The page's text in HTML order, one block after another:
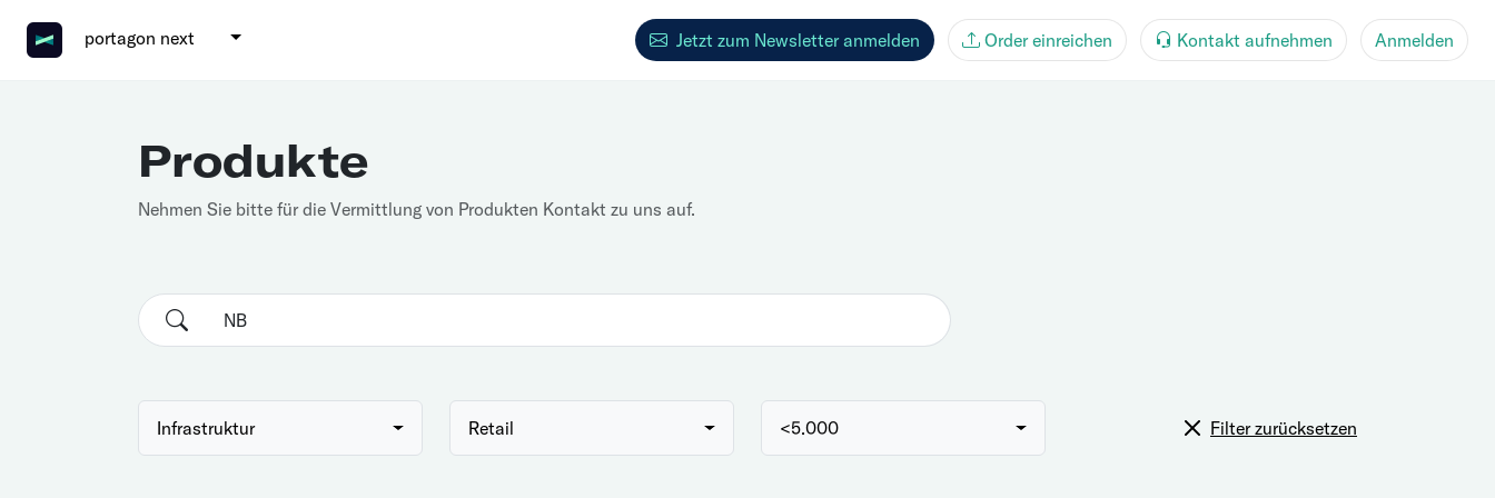
portagon next Jetzt zum Newsletter anmelden Order einreichen Kontakt aufnehmen Anmelden
Produkte
Nehmen Sie bitte für die Vermittlung von Produkten Kontakt zu uns auf.
Infrastruktur Retail <5.000 Filter zurücksetzen